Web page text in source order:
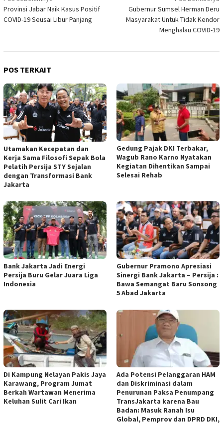
pos
Provinsi Jabar Naik Kasus Positif
COVID-19 Seusai Libur Panjang
Gubernur Sumsel Herman Deru
Masyarakat Untuk Tidak Kendor
Menghalau COVID-19
POS TERKAIT
Utamakan Kecepatan dan
Kerja Sama Filosofi Sepak Bola
Pelatih Persija STY Sejalan
dengan Transformasi Bank
Jakarta
Gedung Pajak DKI Terbakar,
Wagub Rano Karno Nyatakan
Kegiatan Dihentikan Sampai
Selesai Rehab
Bank Jakarta Jadi Energi
Persija Buru Gelar Juara Liga
Indonesia
Gubernur Pramono Apresiasi
Sinergi Bank Jakarta – Persija :
Bawa Semangat Baru Sonsong
5 Abad Jakarta
Di Kampung Nelayan Pakis Jaya
Karawang, Program Jumat
Berkah Wartawan Menerima
Keluhan Sulit Cari Ikan
Ada Potensi Pelanggaran HAM
dan Diskriminasi dalam
Penurunan Paksa Penumpang
TransJakarta karena Bau
Badan: Masuk Ranah Isu
Global, Pemprov dan DPRD DKI,